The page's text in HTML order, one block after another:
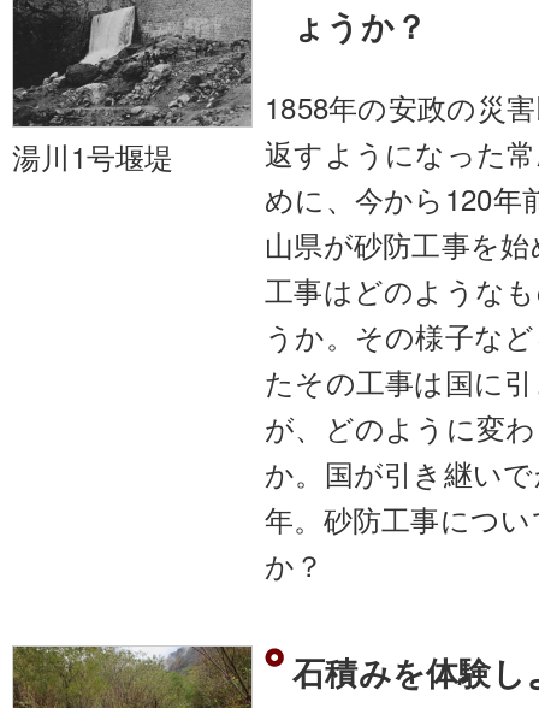
湯川1号堰堤
ょうか？
1858年の安政の災
返すようになった
めに、今から120年
山県が砂防工事を
工事はどのような
うか。その様子な
たその工事は国に
が、どのように変
か。国が引き継い
年。砂防工事につ
か？
石積みを体験し